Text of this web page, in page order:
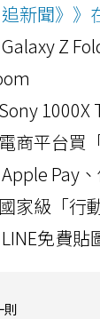
追新聞》》
Z
1000X
商平台買
Pay
家級「行
免費
則